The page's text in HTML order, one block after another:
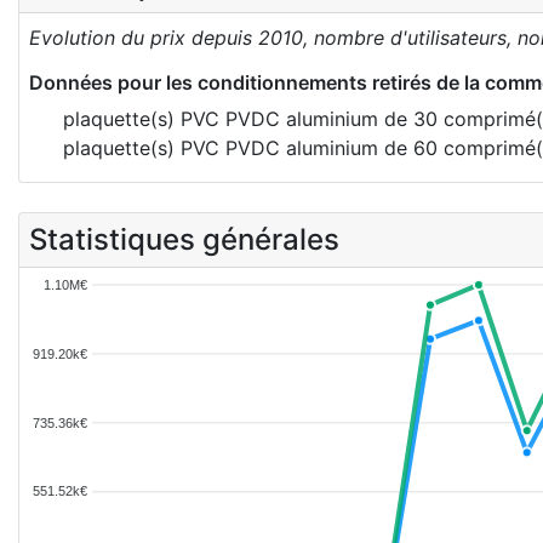
Evolution du prix depuis 2010, nombre d'utilisateurs,
Données pour les conditionnements retirés de la
plaquette(s) PVC PVDC aluminium de 30
plaquette(s) PVC PVDC aluminium de 60
Statistiques générales
1.10M€
919.20k€
735.36k€
551.52k€